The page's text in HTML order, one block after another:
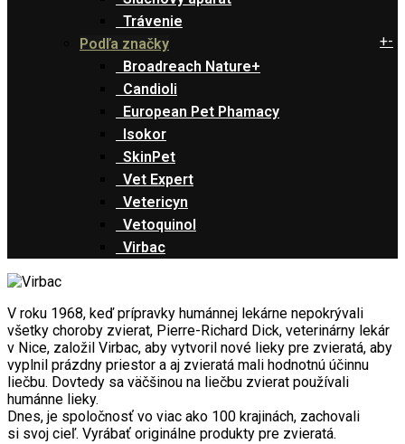
Trávenie
Podľa značky
+-
Broadreach Nature+
Candioli
European Pet Phamacy
Isokor
SkinPet
Vet Expert
Vetericyn
Vetoquinol
Virbac
V roku 1968, keď prípravky humánnej lekárne nepokrývali
všetky choroby zvierat, Pierre-Richard Dick, veterinárny lekár
v Nice, založil Virbac, aby vytvoril nové lieky pre zvieratá, aby
vyplnil prázdny priestor a aj zvieratá mali hodnotnú účinnu
liečbu. Dovtedy sa väčšinou na liečbu zvierat používali
humánne lieky.
Dnes, je spoločnosť vo viac ako 100 krajinách, zachovali
si svoj cieľ. Vyrábať originálne produkty pre zvieratá.